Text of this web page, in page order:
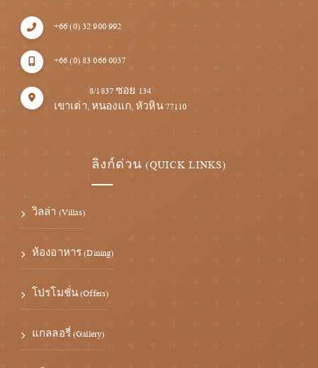
+66 (0) 32 900 992
+66 (0) 83 066 0037
8/1837 ซอย 134
เขาเต่า, หนองแก, หัวหิน 77110
ลิงก์ด่วน (QUICK LINKS)
วิลล่า (Villas)
ห้องอาหาร (Dining)
โปรโมชั่น (Offers)
แกลลอรี่ (Gallery)